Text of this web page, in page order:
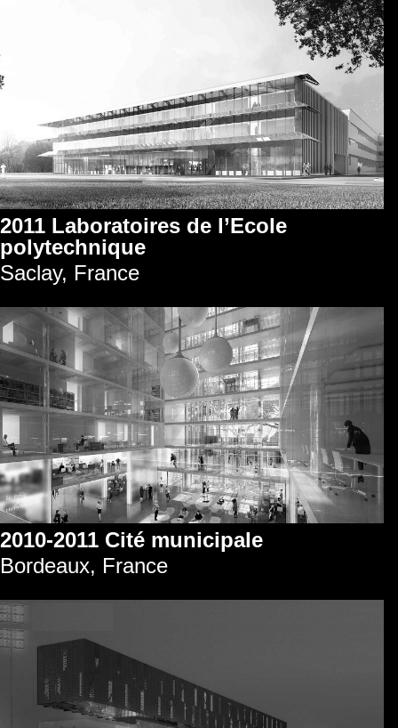
2011 Laboratoires de l’Ecole
polytechnique
Saclay, France
2010-2011 Cité municipale
Bordeaux, France